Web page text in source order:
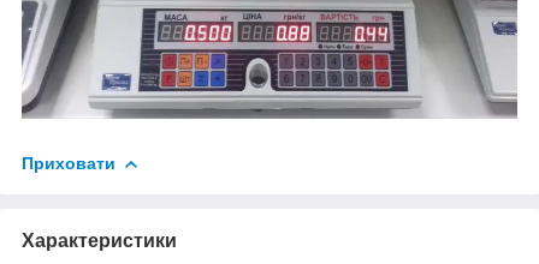
Приховати
Характеристики